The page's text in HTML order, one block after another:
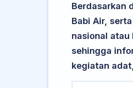
Berdasarkan
Babi Air,
nasional atau
sehingga
kegiatan